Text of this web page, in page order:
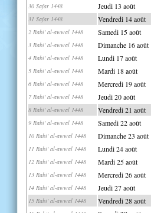
30 Safar 1448 Jeudi 13 août
31 Safar 1448 Vendredi 14 août
2 Rabi' al-awwal 1448 Samedi 15 août
3 Rabi' al-awwal 1448 Dimanche 16 août
4 Rabi' al-awwal 1448 Lundi 17 août
5 Rabi' al-awwal 1448 Mardi 18 août
6 Rabi' al-awwal 1448 Mercredi 19 août
7 Rabi' al-awwal 1448 Jeudi 20 août
8 Rabi' al-awwal 1448 Vendredi 21 août
9 Rabi' al-awwal 1448 Samedi 22 août
10 Rabi' al-awwal 1448 Dimanche 23 août
11 Rabi' al-awwal 1448 Lundi 24 août
12 Rabi' al-awwal 1448 Mardi 25 août
13 Rabi' al-awwal 1448 Mercredi 26 août
14 Rabi' al-awwal 1448 Jeudi 27 août
15 Rabi' al-awwal 1448 Vendredi 28 août